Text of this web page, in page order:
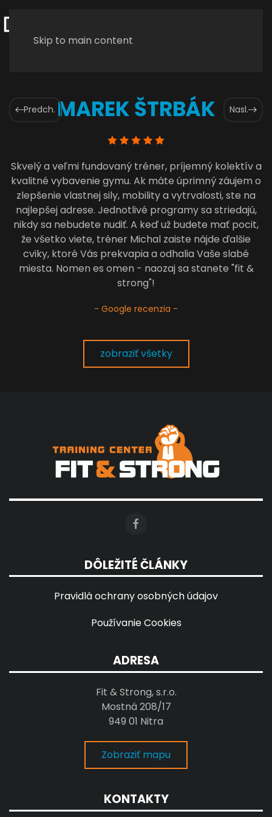
Skip to main content
Predch. Nasl.
MAREK ŠTRBÁK
Skvelý a veľmi fundovaný tréner, príjemný kolektív a
kvalitné vybavenie gymu. Ak máte úprimný záujem o
zlepšenie vlastnej sily, mobility a vytrvalosti, ste na
najlepšej adrese. Jednotlivé programy sa striedajú,
nikdy sa nebudete nudiť. A keď už budete mať pocit,
že všetko viete, tréner Michal zaiste nájde ďalšie
cviky, ktoré Vás prekvapia a odhalia Vaše slabé
miesta. Nomen es omen - naozaj sa stanete "fit &
strong"!
- Google recenzia -
zobraziť všetky
DÔLEŽITÉ ČLÁNKY
Pravidlá ochrany osobných údajov
Používanie Cookies
ADRESA
Fit & Strong, s.r.o.
Mostná 208/17
949 01 Nitra
Zobraziť mapu
KONTAKTY